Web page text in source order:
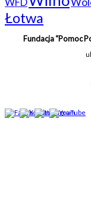
Łotwa
Fundacja “Pomoc